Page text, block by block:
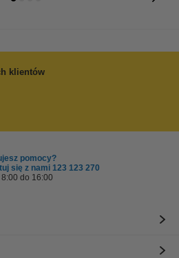
klientów
pomocy?
się z nami 123 123 270
8:00 do 16:00